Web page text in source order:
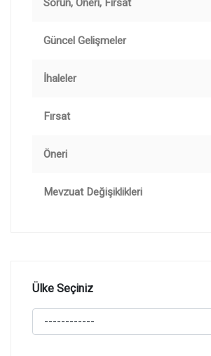
Güncel Gelişmeler
İhaleler
Fırsat
Öneri
Mevzuat Değişiklikleri
Ülke Seçiniz